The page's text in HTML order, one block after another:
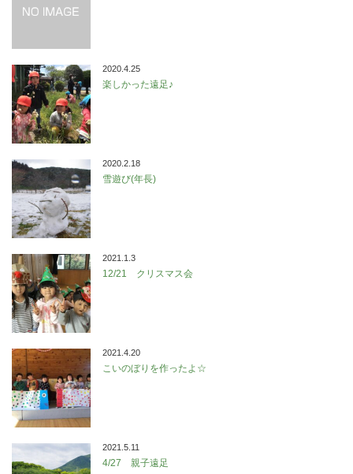
2020.4.25
楽しかった遠足♪
2020.2.18
雪遊び(年長)
2021.1.3
12/21 クリスマス会
2021.4.20
こいのぼりを作ったよ☆
2021.5.11
4/27 親子遠足